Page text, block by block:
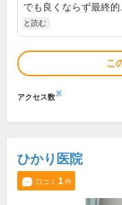
でも良くならず最終的...
と読む
こ
アクセス数※
ひかり医院
口コミ 1件